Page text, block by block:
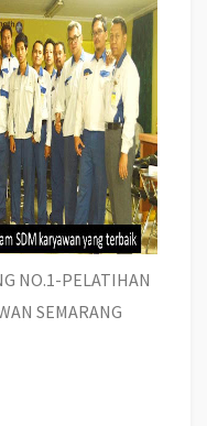
NO.1-PELATIHAN
SEMARANG